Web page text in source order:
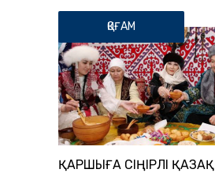
ҚОҒАМ
ҚАРШЫҒА СІҢІРЛІ ҚАЗАҚ